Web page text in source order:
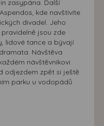
zasypána. Další
kde navštívíte
divadel. Jeho
jsou zde
lidové tance a bývají
Návštěva
návštěvníkovi
odjezdem zpět si ještě
parku u vodopádů